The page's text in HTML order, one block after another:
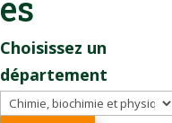
Choisissez un
département